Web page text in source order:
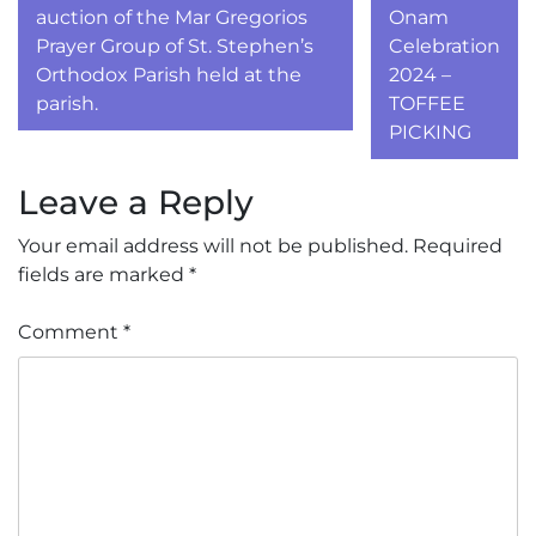
navigation
auction of the Mar Gregorios
Prayer Group of St. Stephen’s
Orthodox Parish held at the
parish.
Onam
Celebration
2024 –
TOFFEE
PICKING
Leave a Reply
Your email address will not be published. Required
fields are marked *
Comment *